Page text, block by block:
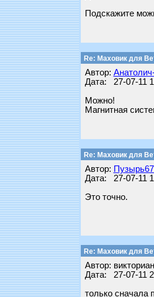
Подскажите
Re: Маховик для
Автор:
Дата: 27-07-11
Можно!
Магнитная
Re: Маховик для
Автор:
Дата: 27-07-11
Это точно.
Re: Маховик для
Автор:
Дата: 27-07-11
только сначала